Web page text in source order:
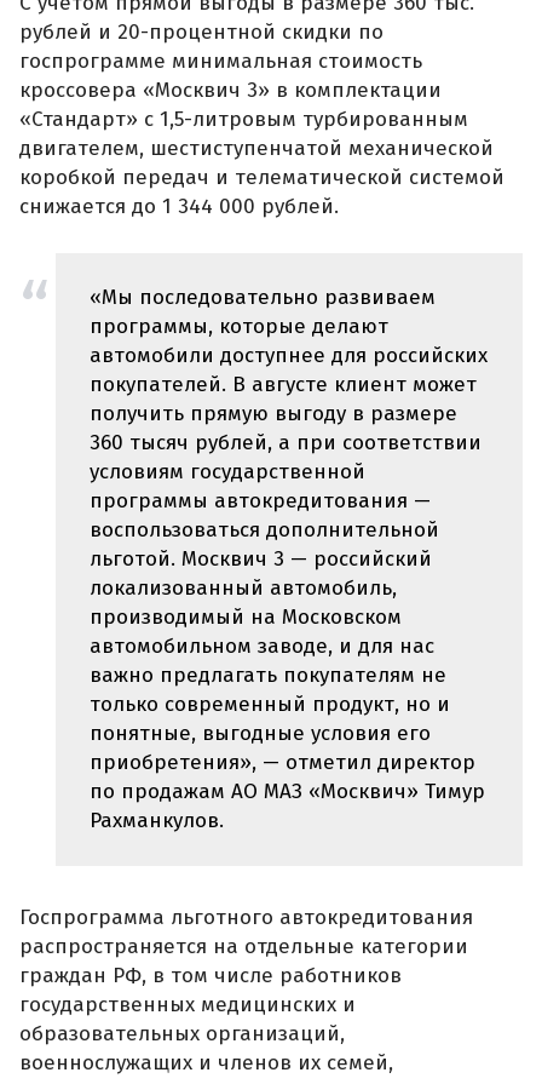
рублей и 20-процентной скидки по
госпрограмме минимальная стоимость
кроссовера «Москвич 3» в комплектации
«Стандарт» с 1,5-литровым турбированным
двигателем, шестиступенчатой механической
коробкой передач и телематической системой
снижается до 1 344 000 рублей.
«Мы последовательно развиваем
программы, которые делают
автомобили доступнее для российских
покупателей. В августе клиент может
получить прямую выгоду в размере
360 тысяч рублей, а при соответствии
условиям государственной
программы автокредитования —
воспользоваться дополнительной
льготой. Москвич 3 — российский
локализованный автомобиль,
производимый на Московском
автомобильном заводе, и для нас
важно предлагать покупателям не
только современный продукт, но и
понятные, выгодные условия его
приобретения», — отметил директор
по продажам АО МАЗ «Москвич» Тимур
Рахманкулов.
Госпрограмма льготного автокредитования
распространяется на отдельные категории
граждан РФ, в том числе работников
государственных медицинских и
образовательных организаций,
военнослужащих и членов их семей,